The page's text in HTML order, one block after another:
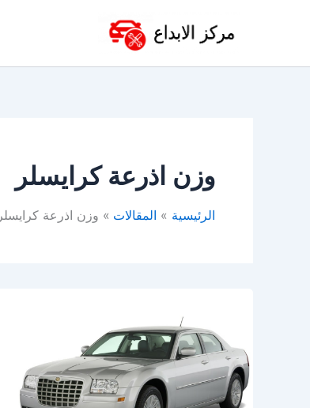
وزن اذرعة كرايسلر
الرئيسية المقالات وزن اذرعة كرايسلر